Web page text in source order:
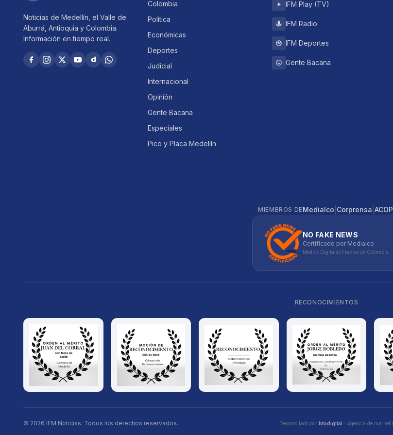
Noticias de Medellín, el Valle de
Aburrá, Antioquia y Colombia.
Información en tiempo real.
Colombia
Política
Económicas
Deportes
Judicial
Internacional
Opinión
Gente Bacana
Especiales
Pico y Placa Medellín
IFM Play (TV)
IFM Radio
IFM Deportes
Gente Bacana
MIEMBROS DEMedialco Corprensa
NO FAKE NEWS
Certificado por Medialco
Medios Digitales Fiables de Colombia
RECONOCIMIENTOS
© 2026 IFM Noticias. Todos los derechos reservados. Desarrollado por btodigital · Agencia de